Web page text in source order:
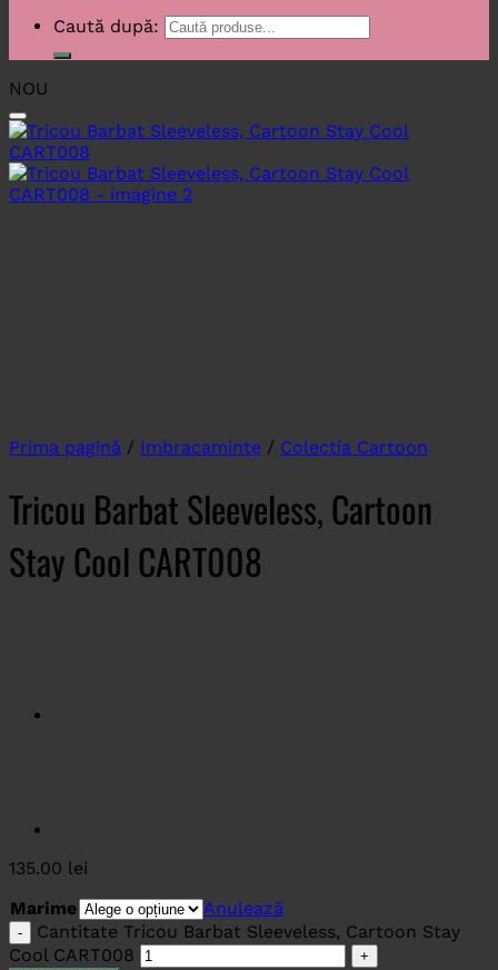
Caută după:
NOU
Prima pagină / Imbracaminte / Colectia Cartoon
Tricou Barbat Sleeveless, Cartoon
Stay Cool CART008
135.00 lei
Marime
Anulează
Cantitate Tricou Barbat Sleeveless, Cartoon Stay
Cool CART008